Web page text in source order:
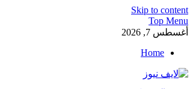
Skip to content
Top Menu
أغسطس 7, 2026
Home